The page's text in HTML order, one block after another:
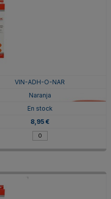
VIN-ADH-O-NAR
Naranja
En stock
8,95 €